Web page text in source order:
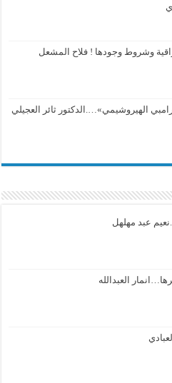
وشروط وجودها ! فلاح المشعل
الهيروشيمي»….الدكتور ثائر العجيلي
عبد مهلهل
العبدالله